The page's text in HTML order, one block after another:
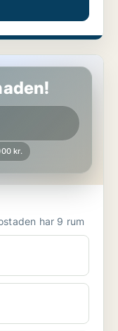
kr.
hyra i Timrå, Bergeforsen Bostaden har 9 rum